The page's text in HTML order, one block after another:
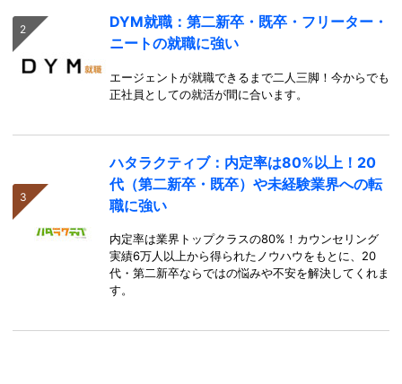
DYM就職：第二新卒・既卒・フリーター・
ニートの就職に強い
エージェントが就職できるまで二人三脚！今からでも
正社員としての就活が間に合います。
ハタラクティブ：内定率は80%以上！20
代（第二新卒・既卒）や未経験業界への転
職に強い
内定率は業界トップクラスの80%！カウンセリング
実績6万人以上から得られたノウハウをもとに、20
代・第二新卒ならではの悩みや不安を解決してくれま
す。